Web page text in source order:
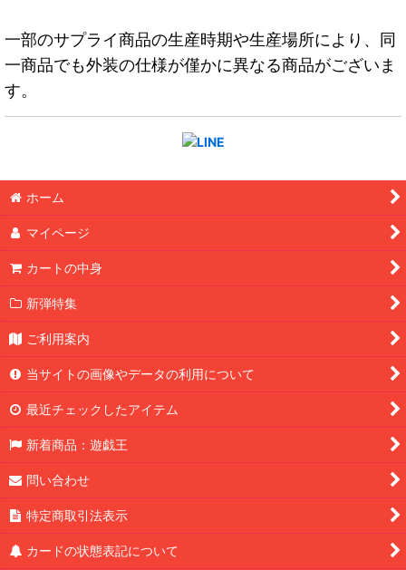
一部のサプライ商品の生産時期や生産場所により、同
一商品でも外装の仕様が僅かに異なる商品がございま
す。
ホーム
マイページ
カートの中身
新弾特集
ご利用案内
当サイトの画像やデータの利用について
最近チェックしたアイテム
新着商品：遊戯王
問い合わせ
特定商取引法表示
カードの状態表記について